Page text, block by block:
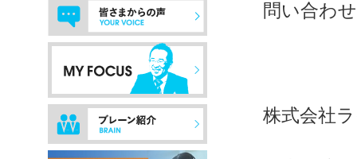
問い合わ
株式会社